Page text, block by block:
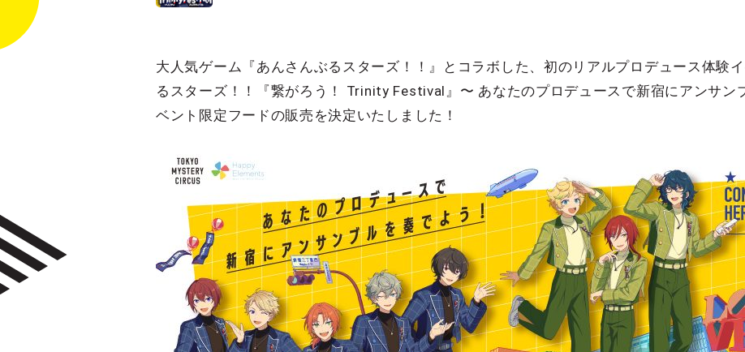
大人気ゲーム『あんさんぶるスターズ！！』とコラボした、初のリアルプロデュース体験
るスターズ！！『繋がろう！ Trinity Festival』〜 あなたのプロデュースで新宿にアンサン
ベント限定フードの販売を決定いたしました！